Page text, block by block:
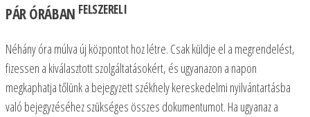
PÁR ÓRÁBAN FELSZERELI
Néhány óra múlva új központot hoz létre. Csak küldje el a megrendelést,
fizessen a kiválasztott szolgáltatásokért, és ugyanazon a napon
megkaphatja tőlünk a bejegyzett székhely kereskedelmi nyilvántartásba
való bejegyzéséhez szükséges összes dokumentumot. Ha ugyanaz a